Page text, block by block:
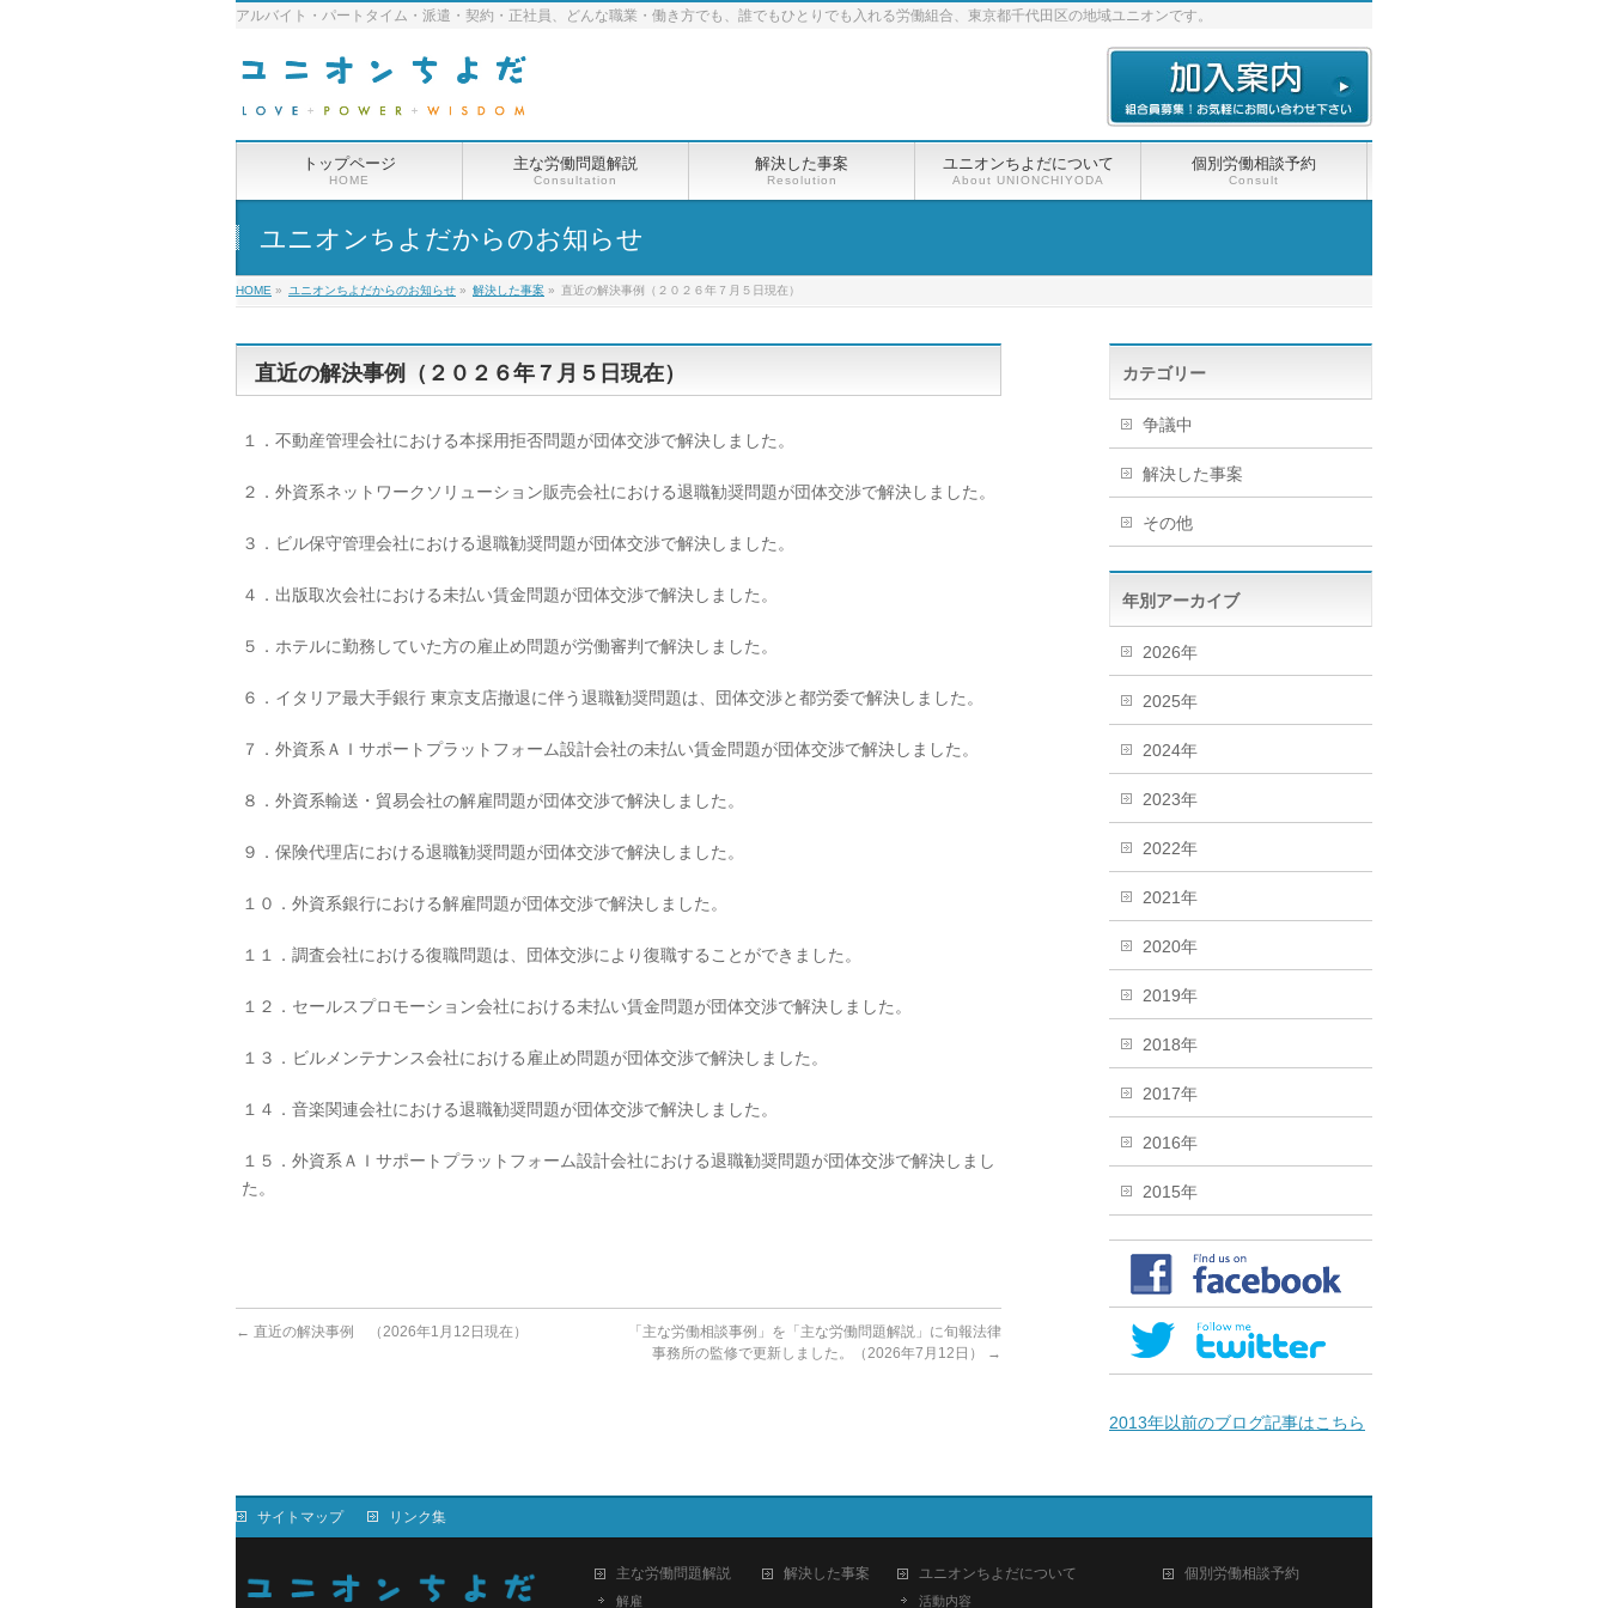
アルバイト・パートタイム・派遣・契約・正社員、どんな職業・働き方でも、誰でもひとりでも入れる労働組合、東京都千代田区の地域ユニオンです。
トップページ
HOME
主な労働問題解説
Consultation
解決した事案
Resolution
ユニオンちよだについて
About UNIONCHIYODA
個別労働相談予約
Consult
ユニオンちよだからのお知らせ
HOME » ユニオンちよだからのお知らせ » 解決した事案 » 直近の解決事例（２０２６年７月５日現在）
直近の解決事例（２０２６年７月５日現在）
１．不動産管理会社における本採用拒否問題が団体交渉で解決しました。
２．外資系ネットワークソリューション販売会社における退職勧奨問題が団体交渉で解決しました。
３．ビル保守管理会社における退職勧奨問題が団体交渉で解決しました。
４．出版取次会社における未払い賃金問題が団体交渉で解決しました。
５．ホテルに勤務していた方の雇止め問題が労働審判で解決しました。
６．イタリア最大手銀行 東京支店撤退に伴う退職勧奨問題は、団体交渉と都労委で解決しました。
７．外資系ＡＩサポートプラットフォーム設計会社の未払い賃金問題が団体交渉で解決しました。
８．外資系輸送・貿易会社の解雇問題が団体交渉で解決しました。
９．保険代理店における退職勧奨問題が団体交渉で解決しました。
１０．外資系銀行における解雇問題が団体交渉で解決しました。
１１．調査会社における復職問題は、団体交渉により復職することができました。
１２．セールスプロモーション会社における未払い賃金問題が団体交渉で解決しました。
１３．ビルメンテナンス会社における雇止め問題が団体交渉で解決しました。
１４．音楽関連会社における退職勧奨問題が団体交渉で解決しました。
１５．外資系ＡＩサポートプラットフォーム設計会社における退職勧奨問題が団体交渉で解決しまし
た。
← 直近の解決事例 （2026年1月12日現在）
「主な労働相談事例」を「主な労働問題解説」に旬報法律
事務所の監修で更新しました。（2026年7月12日）
→
カテゴリー
争議中
解決した事案
その他
年別アーカイブ
2026年
2025年
2024年
2023年
2022年
2021年
2020年
2019年
2018年
2017年
2016年
2015年
2013年以前のブログ記事はこちら
サイトマップ リンク集
主な労働問題解説
解雇
解決した事案 ユニオンちよだについて
活動内容
個別労働相談予約